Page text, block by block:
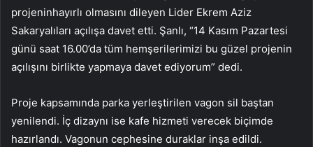
projeninhayırlı olmasını dileyen Lider Ekrem Aziz
Sakaryalıları açılışa davet etti. Şanlı, “14 Kasım Pazartesi
günü saat 16.00’da tüm hemşerilerimizi bu güzel projenin
açılışını birlikte yapmaya davet ediyorum” dedi.
Proje kapsamında parka yerleştirilen vagon sil baştan
yenilendi. İç dizaynı ise kafe hizmeti verecek biçimde
hazırlandı. Vagonun cephesine duraklar inşa edildi.